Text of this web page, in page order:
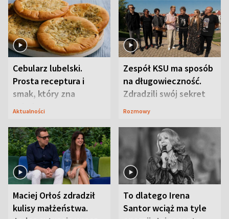
Cebularz lubelski.
Prosta receptura i
smak, który zna
Lubelszczyzna
Aktualności
Zespół KSU ma sposób
na długowieczność.
Zdradzili swój sekret
Rozmowy
Maciej Orłoś zdradził
kulisy małżeństwa.
To dlatego Irena
Santor wciąż ma tyle